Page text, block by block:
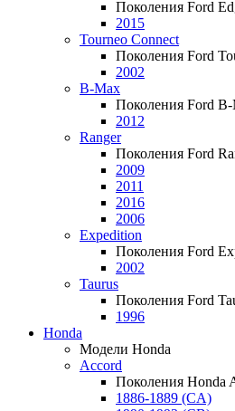
Поколения Ford
2015
Tourneo Connect
Поколения Ford
2002
B-Max
Поколения Ford
2012
Ranger
Поколения Ford
2009
2011
2016
2006
Expedition
Поколения Ford
2002
Taurus
Поколения Ford
1996
Honda
Модели Honda
Accord
Поколения Honda
1886-1889 (CA)